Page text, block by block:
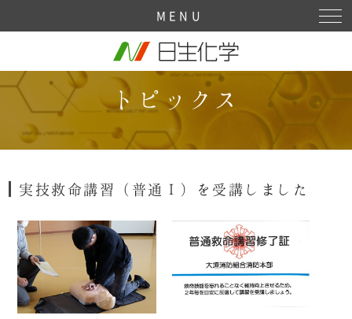
Sitemap
MENU
トピックス
実技救命講習（普通Ⅰ）を受講しました